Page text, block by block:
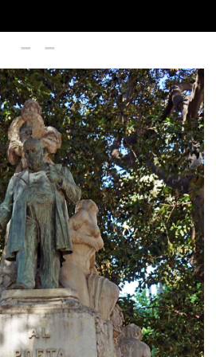
9MAGAZÍN
| ALBERT PLA
MAR: SEMPRE BUSCA L’EQUILIBRI”
DISCOGRÀFIQUES
| ELS 3 TAMBORS